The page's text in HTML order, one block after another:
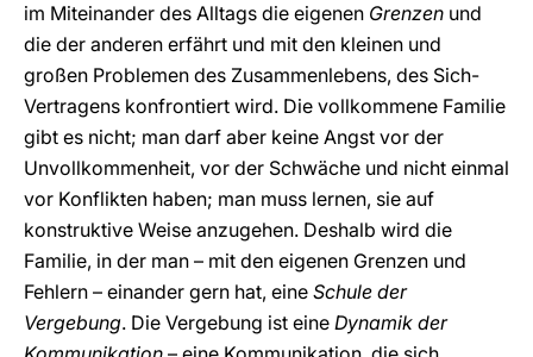
im Miteinander des Alltags die eigenen Grenzen und
die der anderen erfährt und mit den kleinen und
großen Problemen des Zusammenlebens, des Sich-
Vertragens konfrontiert wird. Die vollkommene Familie
gibt es nicht; man darf aber keine Angst vor der
Unvollkommenheit, vor der Schwäche und nicht einmal
vor Konflikten haben; man muss lernen, sie auf
konstruktive Weise anzugehen. Deshalb wird die
Familie, in der man – mit den eigenen Grenzen und
Fehlern – einander gern hat, eine Schule der
Vergebung. Die Vergebung ist eine Dynamik der